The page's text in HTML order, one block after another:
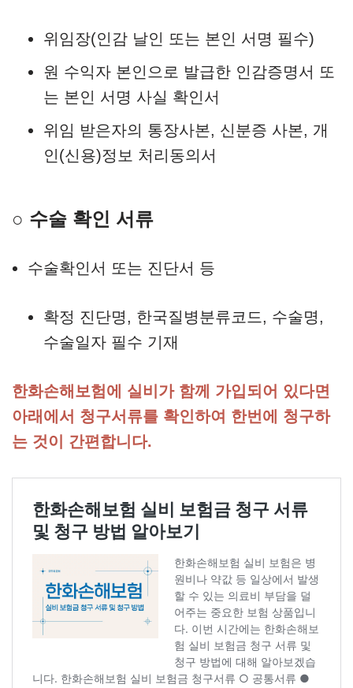
위임장(인감 날인 또는 본인 서명 필수)
원 수익자 본인으로 발급한 인감증명서 또
는 본인 서명 사실 확인서
위임 받은자의 통장사본, 신분증 사본, 개
인(신용)정보 처리동의서
○ 수술 확인 서류
수술확인서 또는 진단서 등
확정 진단명, 한국질병분류코드, 수술명,
수술일자 필수 기재
한화손해보험에 실비가 함께 가입되어 있다면
아래에서 청구서류를 확인하여 한번에 청구하
는 것이 간편합니다.